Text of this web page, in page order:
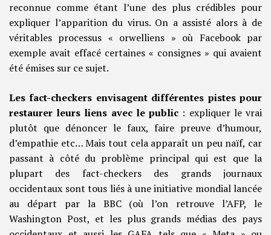
reconnue comme étant l’une des plus crédibles pour
expliquer l’apparition du virus. On a assisté alors à de
véritables processus « orwelliens » où Facebook par
exemple avait effacé certaines « consignes » qui avaient
été émises sur ce sujet.
Les fact-checkers envisagent différentes pistes pour
restaurer leurs liens avec le public : expliquer le vrai
plutôt que dénoncer le faux, faire preuve d’humour,
d’empathie etc… Mais tout cela apparaît un peu naïf, car
passant à côté du problème principal qui est que la
plupart des fact-checkers des grands journaux
occidentaux sont tous liés à une initiative mondial lancée
au départ par la BBC (où l’on retrouve l’AFP, le
Washington Post, et les plus grands médias des pays